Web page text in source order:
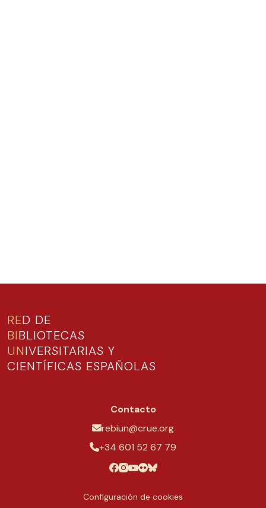
RED DE
BIBLIOTECAS
UNIVERSITARIAS Y
CIENTÍFICAS ESPAÑOLAS
Contacto
rebiun@crue.org
+34 601 52 67 79
Configuración de cookies